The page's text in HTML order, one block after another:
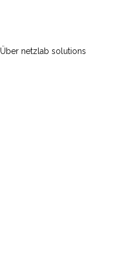
Über netzlab solutions